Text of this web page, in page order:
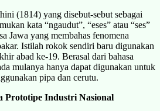
(1814) yang disebut-sebut sebagai
kata “ngaudut”, “eses” atau “ses”
Jawa yang membahas fenomena
Istilah rokok sendiri baru digunakan
abad ke-19. Berasal dari bahasa
mulanya hanya dapat digunakan untuk
pipa dan cerutu.
Prototipe Industri Nasional